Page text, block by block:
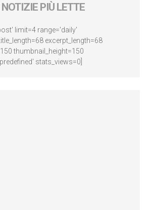
NOTIZIE PIÙ LETTE
limit=4 range='daily'
excerpt_length=68
thumbnail_height=150
stats_views=0]